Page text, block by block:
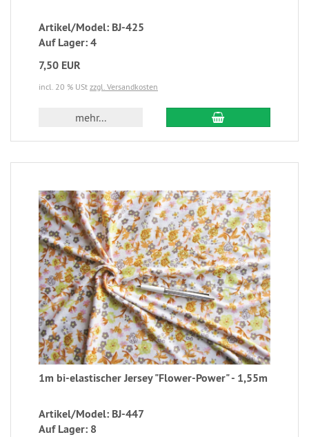
Artikel/Model: BJ-425
Auf Lager: 4
7,50 EUR
incl. 20 % USt zzgl. Versandkosten
mehr...
1m bi-elastischer Jersey "Flower-Power" - 1,55m
Artikel/Model: BJ-447
Auf Lager: 8